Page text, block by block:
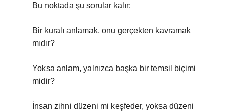
Bu noktada şu sorular kalır:
Bir kuralı anlamak, onu gerçekten kavramak
mıdır?
Yoksa anlam, yalnızca başka bir temsil biçimi
midir?
İnsan zihni düzeni mi keşfeder, yoksa düzeni